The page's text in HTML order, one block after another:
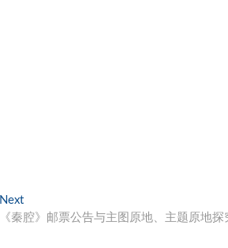
NextNext
post:
《秦腔》邮票公告与主图原地、主题原地探